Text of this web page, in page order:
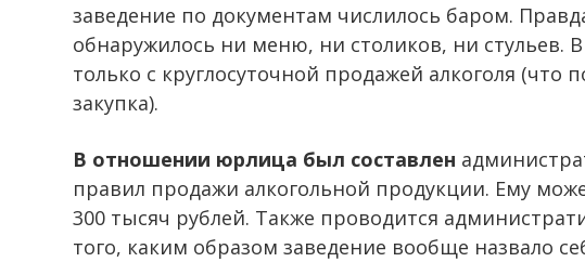
заведение по документам числилось баром.
обнаружилось ни меню, ни столиков, ни
только с круглосуточной продажей алкоголя (что
закупка).
В отношении юрлица был составлен
правил продажи алкогольной продукции. Ему
300 тысяч рублей. Также проводится
того, каким образом заведение вообще назвало